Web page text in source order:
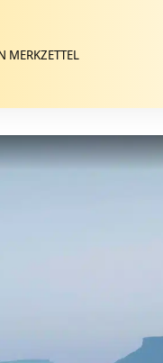
MERKZETTEL